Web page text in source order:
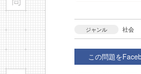
ジャンル 社会
この問題を